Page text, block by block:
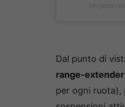
Dal punto di
range-extender
per ogni ruota),